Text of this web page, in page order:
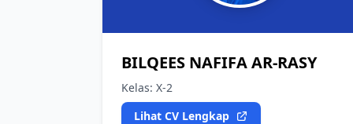
BILQEES NAFIFA AR-RASY
Kelas: X-2
Lihat CV Lengkap